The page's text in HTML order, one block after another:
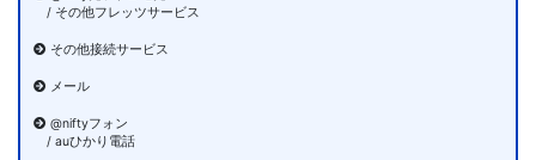
/ その他フレッツサービス
その他接続サービス
メール
@niftyフォン
/ auひかり電話